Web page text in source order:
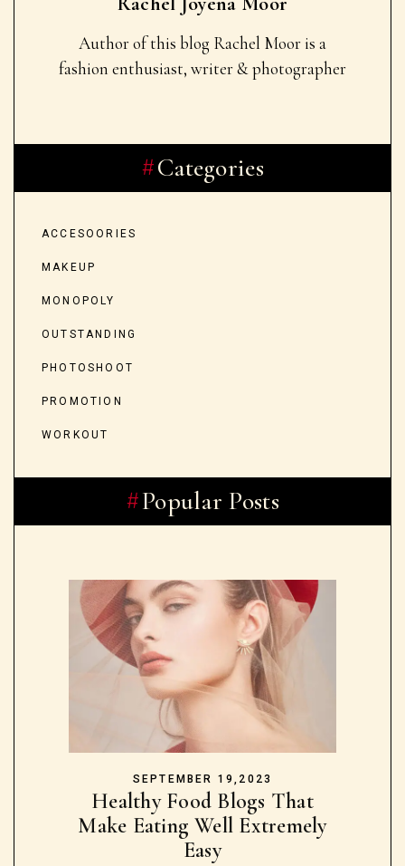
Author of this blog Rachel Mooris a
fashion enthusiast, writer & photographer
Categories
ACCESOORIES
MAKEUP
MONOPOLY
OUTSTANDING
PHOTOSHOOT
PROMOTION
WORKOUT
Popular Posts
SEPTEMBER 19,2023
Healthy Food Blogs That
Make Eating Well Extremely
Easy